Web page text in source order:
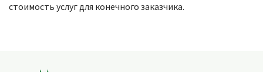
стоимость услуг для конечного заказчика.